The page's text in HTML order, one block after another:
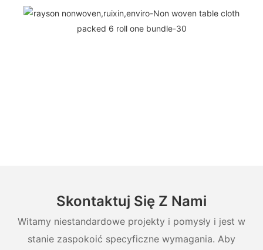
Skontaktuj Się Z Nami
Witamy niestandardowe projekty i pomysły i jest w
stanie zaspokoić specyficzne wymagania. Aby